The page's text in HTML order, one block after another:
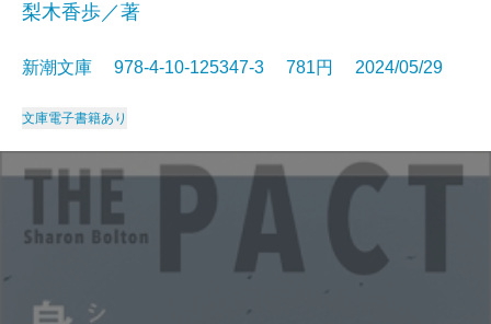
梨木香歩／著
新潮文庫 978-4-10-125347-3 781円 2024/05/29
文庫電子書籍あり